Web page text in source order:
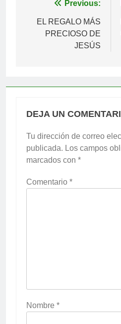
Navegación
de
Previous:
EL REGALO MÁS
PRECIOSO DE
JESÚS
DEJA UN
Tu dirección de correo
publicada. Los campos
marcados con *
Comentario *
Nombre *